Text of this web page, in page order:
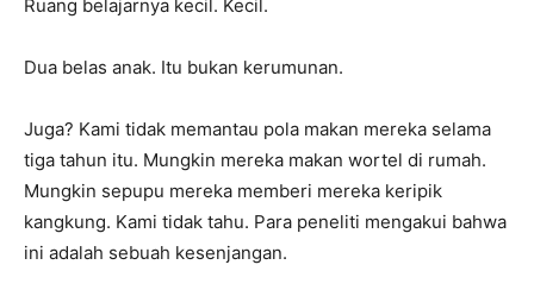
Ruang belajarnya kecil. Kecil.
Dua belas anak. Itu bukan kerumunan.
Juga? Kami tidak memantau pola makan mereka selama
tiga tahun itu. Mungkin mereka makan wortel di rumah.
Mungkin sepupu mereka memberi mereka keripik
kangkung. Kami tidak tahu. Para peneliti mengakui bahwa
ini adalah sebuah kesenjangan.